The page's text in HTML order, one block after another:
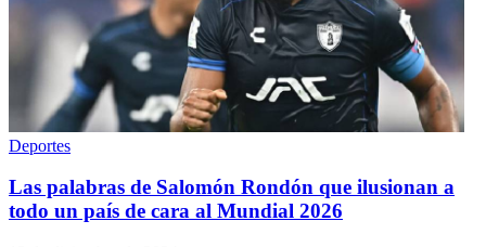
Deportes
Las palabras de Salomón Rondón que ilusionan a
todo un país de cara al Mundial 2026